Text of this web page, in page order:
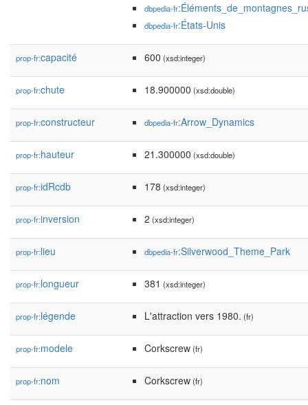
dbpedia-fr
dbpedia-fr:États-Unis
prop-fr:capacité 600 (xsd:integer)
prop-fr:chute 18.900000 (xsd:double)
prop-fr:constructeur dbpedia-fr:Arrow_Dynamics
prop-fr:hauteur 21.300000 (xsd:double)
prop-fr:idRcdb 178 (xsd:integer)
prop-fr:inversion 2 (xsd:integer)
prop-fr:lieu dbpedia-fr:Silverwood_Theme_Park
prop-fr:longueur 381 (xsd:integer)
prop-fr:légende L'attraction vers 1980. (fr)
prop-fr:modele Corkscrew(fr)
prop-fr:nom Corkscrew(fr)